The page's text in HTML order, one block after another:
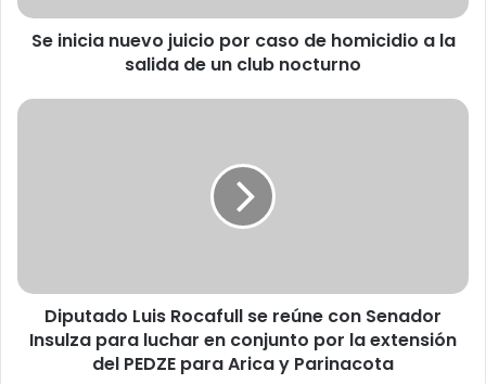
n
o
o
Se inicia nuevo juicio por caso de homicidio a la
salida de un club nocturno
D
L
Diputado Luis Rocafull se reúne con Senador
Insulza para luchar en conjunto por la extensión
del PEDZE para Arica y Parinacota